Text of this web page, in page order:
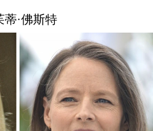
蒂·佛斯特